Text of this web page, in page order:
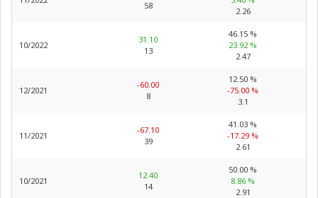
58
2.26
10/2022
31.10
13
46.15 %
23.92 %
2.47
12/2021
-60.00
8
12.50 %
-75.00 %
3.1
11/2021
-67.10
39
41.03 %
-17.29 %
2.61
10/2021
12.40
14
50.00 %
8.86 %
2.91